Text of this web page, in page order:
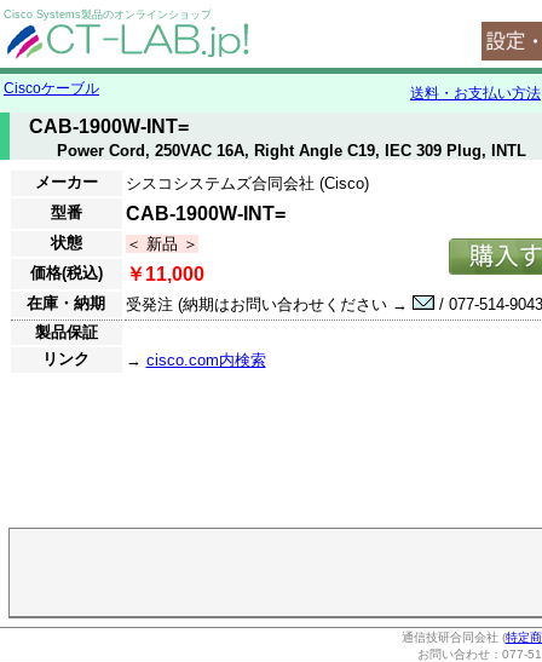
Cisco Systems製品のオンラインショップ
Ciscoケーブル 送料・お支払い方法
CAB-1900W-INT=
Power Cord, 250VAC 16A, Right Angle C19, IEC 309 Plug, INTL
メーカー
シスコシステムズ合同会社 (Cisco)
型番
CAB-1900W-INT=
状態
＜ 新品 ＞
価格(税込)
￥11,000
在庫・納期 受発注 (納期はお問い合わせください →
/ 077-514-
製品保証
リンク
→ cisco.com内検索
通信技研合同会社 (特定
お問い合わせ：077-